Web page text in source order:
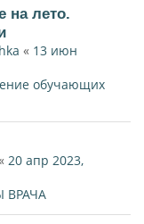
на лето.
« 13 июн
обучающих
20 апр 2023,
ВРАЧА